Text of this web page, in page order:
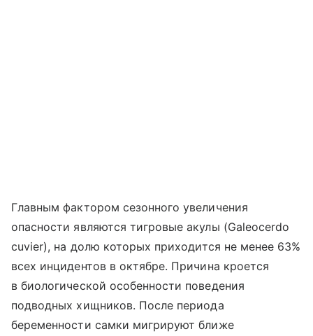
Главным фактором сезонного увеличения
опасности являются тигровые акулы (Galeocerdo
cuvier), на долю которых приходится не менее 63%
всех инцидентов в октябре. Причина кроется
в биологической особенности поведения
подводных хищников. После периода
беременности самки мигрируют ближе